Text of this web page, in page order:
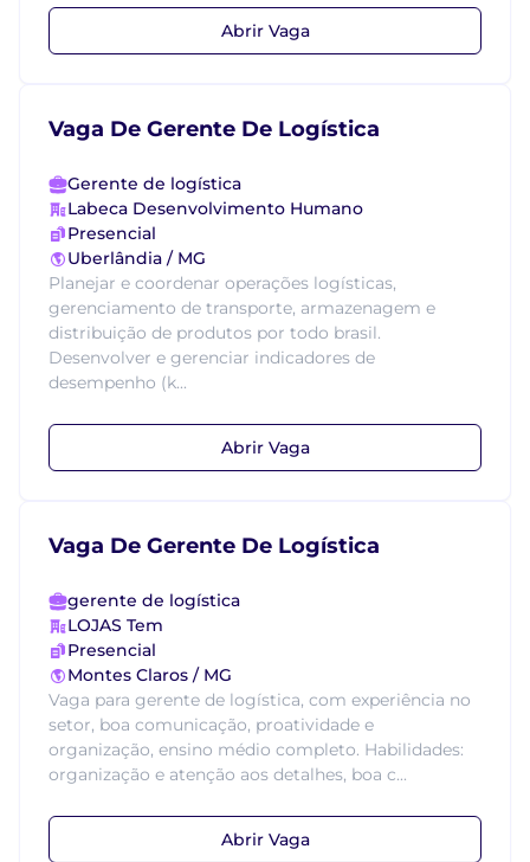
Abrir Vaga
Vaga De Gerente De Logística
Gerente de logística
Labeca Desenvolvimento Humano
Presencial
Uberlândia / MG
Planejar e coordenar operações logísticas,
gerenciamento de transporte, armazenagem e
distribuição de produtos por todo brasil.
Desenvolver e gerenciar indicadores de
desempenho (k...
Abrir Vaga
Vaga De Gerente De Logística
gerente de logística
LOJAS Tem
Presencial
Montes Claros / MG
Vaga para gerente de logística, com experiência no
setor, boa comunicação, proatividade e
organização, ensino médio completo. Habilidades:
organização e atenção aos detalhes, boa c...
Abrir Vaga